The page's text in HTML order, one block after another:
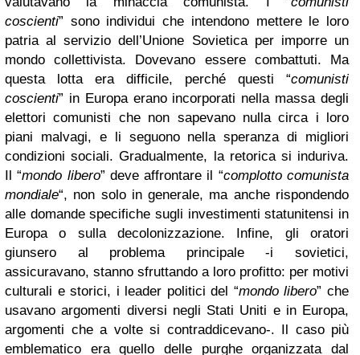
coscienti” sono individui che intendono mettere le loro
patria al servizio dell’Unione Sovietica per imporre un
mondo collettivista. Dovevano essere combattuti. Ma
questa lotta era difficile, perché questi “comunisti
coscienti” in Europa erano incorporati nella massa degli
elettori comunisti che non sapevano nulla circa i loro
piani malvagi, e li seguono nella speranza di migliori
condizioni sociali. Gradualmente, la retorica si induriva.
Il “mondo libero” deve affrontare il “complotto comunista
mondiale“, non solo in generale, ma anche rispondendo
alle domande specifiche sugli investimenti statunitensi in
Europa o sulla decolonizzazione. Infine, gli oratori
giunsero al problema principale -i sovietici,
assicuravano, stanno sfruttando a loro profitto: per motivi
culturali e storici, i leader politici del “mondo libero” che
usavano argomenti diversi negli Stati Uniti e in Europa,
argomenti che a volte si contraddicevano-. Il caso più
emblematico era quello delle purghe organizzata dal